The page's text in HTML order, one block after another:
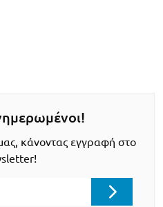
κάνοντας εγγραφή στο